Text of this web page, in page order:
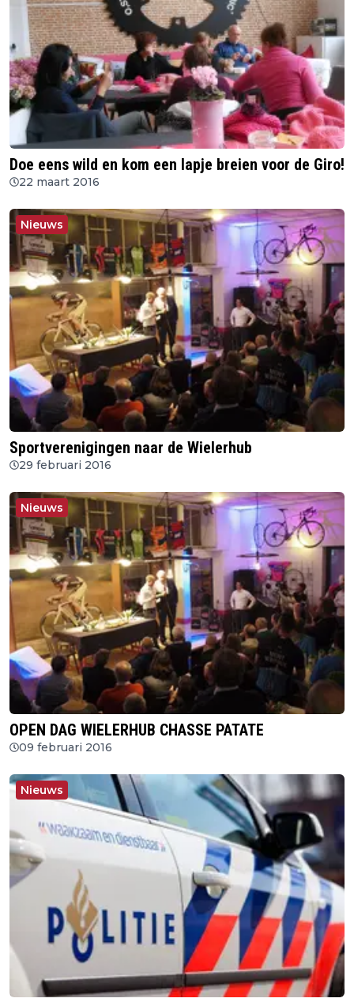
Doe eens wild en kom een lapje breien voor de Giro!
22 maart 2016
Nieuws
Sportverenigingen naar de Wielerhub
29 februari 2016
Nieuws
OPEN DAG WIELERHUB CHASSE PATATE
09 februari 2016
Nieuws